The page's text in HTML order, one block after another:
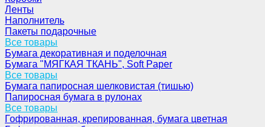
Ленты
Наполнитель
Пакеты подарочные
Все товары
Бумага декоративная и поделочная
Бумага "МЯГКАЯ ТКАНЬ", Soft Paper
Все товары
Бумага папиросная шелковистая (тишью)
Папиросная бумага в рулонах
Все товары
Гофрированная, крепированная, бумага цветная